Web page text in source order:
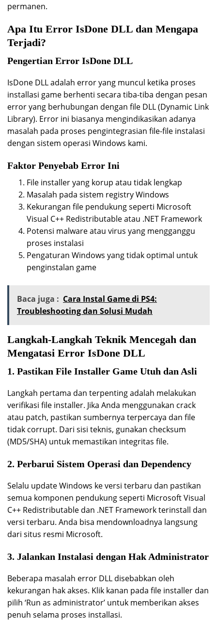
permanen.
Apa Itu Error IsDone DLL dan Mengapa
Terjadi?
Pengertian Error IsDone DLL
IsDone DLL adalah error yang muncul ketika proses
installasi game berhenti secara tiba-tiba dengan pesan
error yang berhubungan dengan file DLL (Dynamic Link
Library). Error ini biasanya mengindikasikan adanya
masalah pada proses pengintegrasian file-file instalasi
dengan sistem operasi Windows kami.
Faktor Penyebab Error Ini
File installer yang korup atau tidak lengkap
Masalah pada sistem registry Windows
Kekurangan file pendukung seperti Microsoft
Visual C++ Redistributable atau .NET Framework
Potensi malware atau virus yang mengganggu
proses instalasi
Pengaturan Windows yang tidak optimal untuk
penginstalan game
Baca juga : Cara Instal Game di PS4:
Troubleshooting dan Solusi Mudah
Langkah-Langkah Teknik Mencegah dan
Mengatasi Error IsDone DLL
1. Pastikan File Installer Game Utuh dan Asli
Langkah pertama dan terpenting adalah melakukan
verifikasi file installer. Jika Anda menggunakan crack
atau patch, pastikan sumbernya terpercaya dan file
tidak corrupt. Dari sisi teknis, gunakan checksum
(MD5/SHA) untuk memastikan integritas file.
2. Perbarui Sistem Operasi dan Dependency
Selalu update Windows ke versi terbaru dan pastikan
semua komponen pendukung seperti Microsoft Visual
C++ Redistributable dan .NET Framework terinstall dan
versi terbaru. Anda bisa mendownloadnya langsung
dari situs resmi Microsoft.
3. Jalankan Instalasi dengan Hak Administrator
Beberapa masalah error DLL disebabkan oleh
kekurangan hak akses. Klik kanan pada file installer dan
pilih ‘Run as administrator’ untuk memberikan akses
penuh selama proses installasi.